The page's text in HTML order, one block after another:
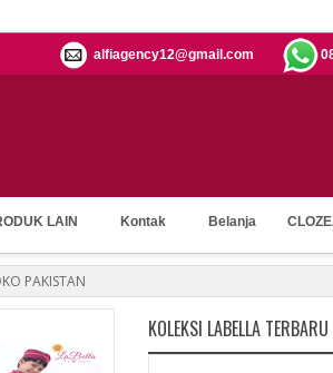
alfiagency12@gmail.com
LAIN Kontak Belanja
PAKISTAN
KOLEKSI LABELLA